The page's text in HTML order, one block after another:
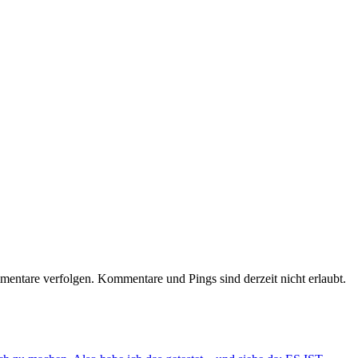
verfolgen. Kommentare und Pings sind derzeit nicht erlaubt.